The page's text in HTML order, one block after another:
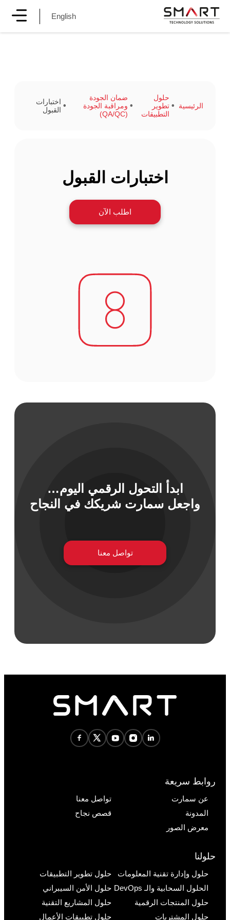
المعلومات
English
الرئيسية
حلول
تطوير
التطبيقات
ضمان الجودة
ومراقبة الجودة
(QA/QC)
اختبارات
القبول
اختبارات القبول
اطلب الآن
ابدأ التحول الرقمي اليوم…
واجعل سمارت شريكك في النجاح
تواصل معنا
روابط سريعة
عن سمارت
تواصل معنا
المدونة
قصص نجاح
معرض الصور
حلولنا
حلول وإدارة تقنية المعلومات
حلول تطوير التطبيقات
الحلول السحابية والـ DevOps
حلول الأمن السيبراني
حلول المنتجات الرقمية
حلول المشاريع التقنية
حلول المشتريات
حلول تطبيقات الأعمال